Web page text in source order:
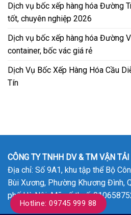
Dịch vụ bốc xếp hàng hóa Đường
tốt, chuyên nghiệp 2026
Dịch vụ bốc xếp hàng hóa Đường
container, bốc vác giá rẻ
Dịch Vụ Bốc Xếp Hàng Hóa Cầu
Tín
CÔNG TY TNHH DV & TM VẬN
Địa chỉ: Số 9A1, khu tập thể Bộ
Bùi Xương, Phường Khương Đình,
phố Hà Nội. Mã số thuế:
Hotline: 09745 999 88